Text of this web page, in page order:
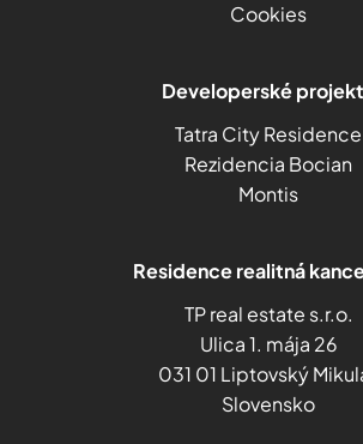
Cookies
Developerské
Tatra City Residence
Rezidencia Bocian
Montis
Residence realitná
TP real estate s.r.o.
Ulica 1. mája 26
031 01 Liptovský
Slovensko